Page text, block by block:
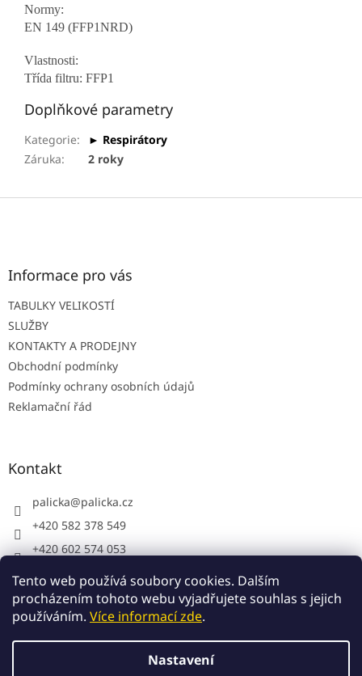
Tento web používá soubory cookies. Dalším
procházením tohoto webu vyjadřujete souhlas s jejich
používáním. Více informací zde.
Nastavení
Normy:
EN 149 (FFP1NRD)
Vlastnosti:
Třída filtru: FFP1
Doplňkové parametry
Kategorie:
► Respirátory
Záruka: 2 roky
Z
Informace pro vás
TABULKY VELIKOSTÍ
SLUŽBY
KONTAKTY A PRODEJNY
Obchodní podmínky
Podmínky ochrany osobních údajů
Reklamační řád
Kontakt
palicka@palicka.cz
+420 582 378 549
+420 602 574 053
Palička s.r.o. - pracovní oděvy